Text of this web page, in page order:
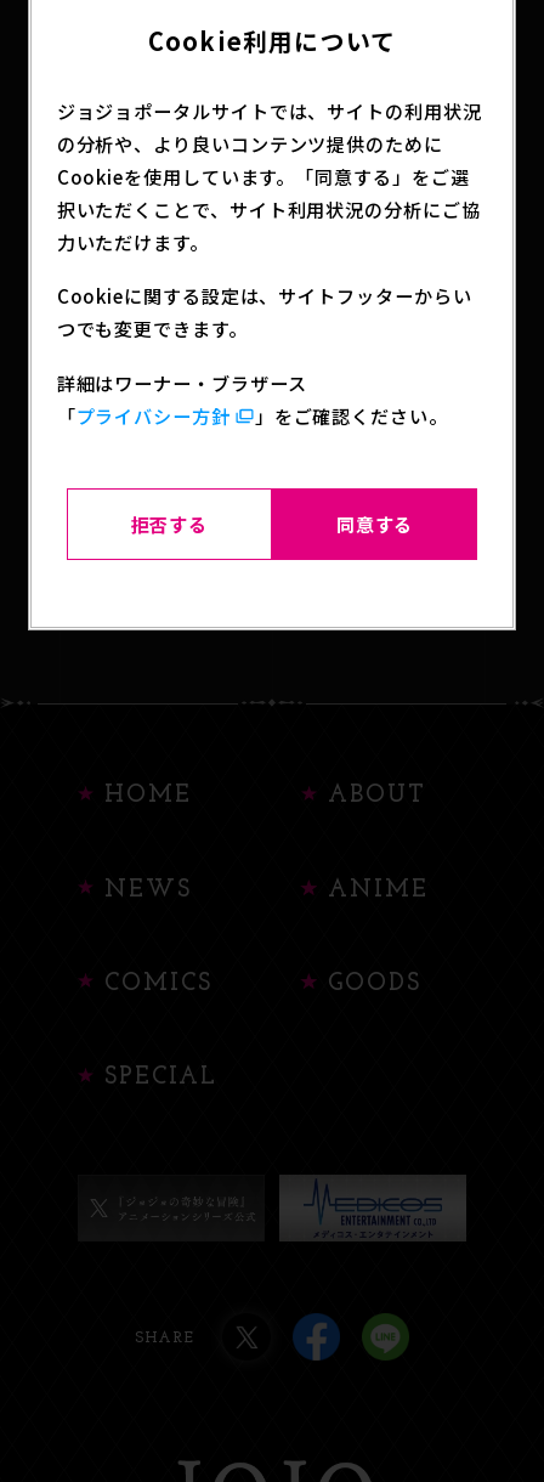
2026年2月26日（木）
主な取扱店 郵便局のネットショップ
分類 アニメグッズ
オリジナルアートとジョナサン・ディオがセットに
なったアクリルジオラマです。
HOME ABOUT
NEWS ANIME
COMICS GOODS
SPECIAL
SHARE
Cookie利用について
ジョジョポータルサイトでは、サイトの利用状況
の分析や、より良いコンテンツ提供のために
Cookieを使用しています。「同意する」をご選
択いただくことで、サイト利用状況の分析にご協
力いただけます。
Cookieに関する設定は、サイトフッターからい
つでも変更できます。
詳細はワーナー・ブラザース
「プライバシー方針 」をご確認ください。
拒否する 同意する